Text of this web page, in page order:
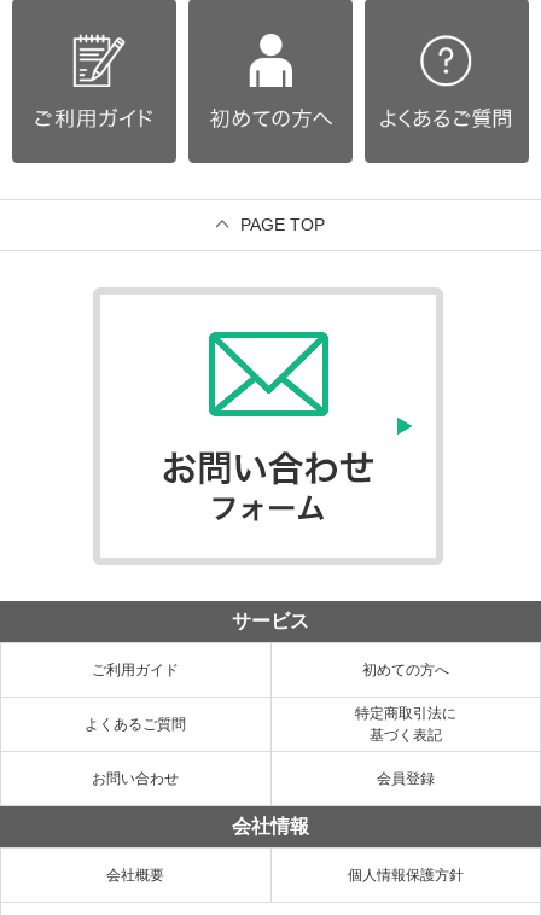
PAGE TOP
サービス
ご利用ガイド 初めての方へ
よくあるご質問
特定商取引法に
基づく表記
お問い合わせ 会員登録
会社情報
会社概要 個人情報保護方針